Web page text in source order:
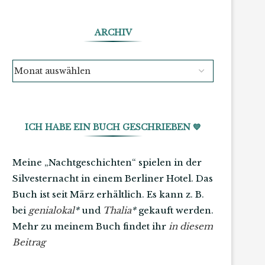
ARCHIV
ICH HABE EIN BUCH GESCHRIEBEN 💙
Meine „Nachtgeschichten“ spielen in der
Silvesternacht in einem Berliner Hotel. Das
Buch ist seit März erhältlich. Es kann z. B.
bei genialokal*und Thalia*gekauft werden.
Mehr zu meinem Buch findet ihr in diesem
Beitrag